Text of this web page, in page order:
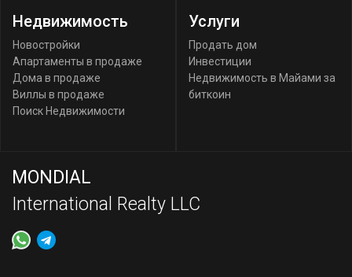
Недвижимость
Новостройки
Апартаменты в продаже
Дома в продаже
Виллы в продаже
Поиск Недвижимости
Услуги
Продать дом
Инвестиции
Недвижимость в Майами за
биткоин
MONDIAL
International Realty LLC